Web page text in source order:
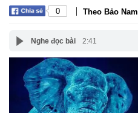
0 | Theo Bảo Nam
Nghe đọc bài 2:41